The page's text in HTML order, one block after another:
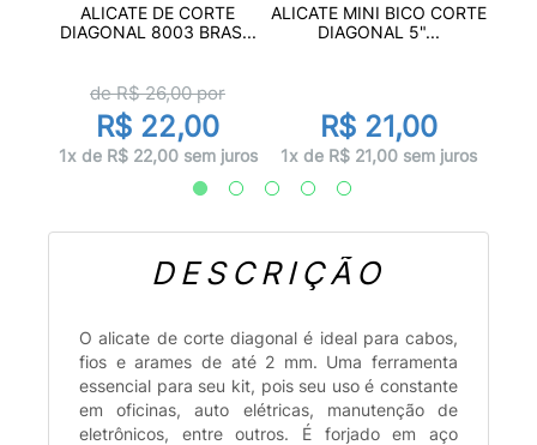
ALICATE DE CORTE
DIAGONAL 8003 BRAS...
de R$26,00por
R$ 22,00
1x de R$ 22,00 sem juros
ALICATE MINI BICO CORTE
DIAGONAL 5"...
R$ 21,00
1x de R$ 21,00 sem juros
DESCRIÇÃO
O alicate de corte diagonal é ideal para cabos,
fios e arames de até 2 mm. Uma ferramenta
essencial para seu kit, pois seu uso é constante
em oficinas, auto elétricas, manutenção de
eletrônicos, entre outros. É forjado em aço